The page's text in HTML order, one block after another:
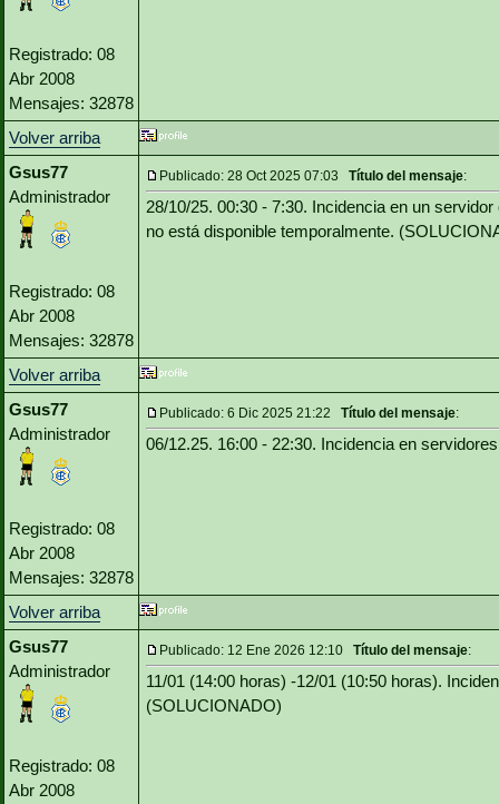
Registrado: 08
Abr 2008
Mensajes: 32878
Volver arriba
Gsus77
Administrador
Registrado: 08
Abr 2008
Mensajes: 32878
Publicado: 28 Oct 2025 07:03 Título del mensaje:
28/10/25. 00:30 - 7:30. Incidencia en un
no está disponible temporalmente.
Volver arriba
Gsus77
Administrador
Registrado: 08
Abr 2008
Mensajes: 32878
Publicado: 6 Dic 2025 21:22 Título del mensaje:
06/12.25. 16:00 - 22:30. Incidencia en
Volver arriba
Gsus77
Administrador
Registrado: 08
Abr 2008
Publicado: 12 Ene 2026 12:10 Título del mensaje:
11/01 (14:00 horas) -12/01 (10:50 horas).
(SOLUCIONADO)